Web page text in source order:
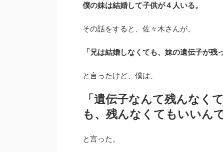
僕の妹は結婚して子供が４人いる。
その話をすると、佐々木さんが、
「兄は結婚しなくても、妹の遺伝子が残
と言ったけど、僕は、
「遺伝子なんて残んなく
も、残んなくてもいいん
と言った。